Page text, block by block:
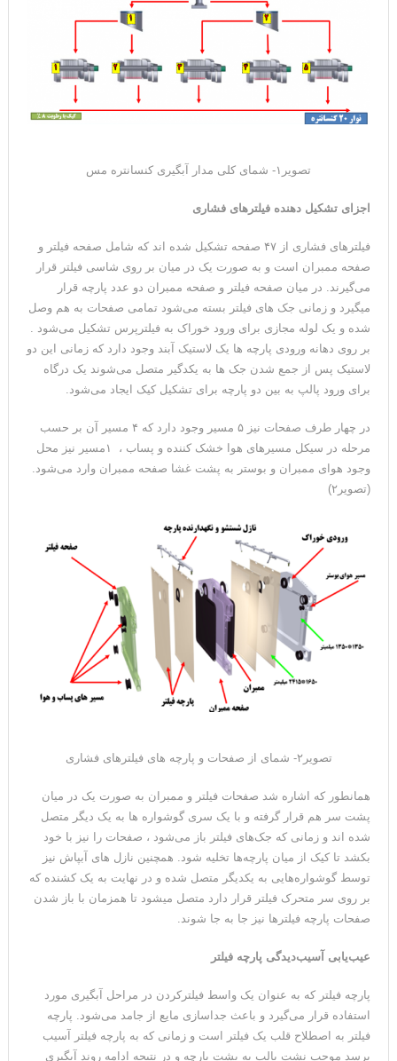
تصویر۱- شمای کلی مدار آبگیری کنسانتره مس
اجزای تشکیل دهنده فیلترهای فشاری
فیلترهای فشاری از ۴۷ صفحه تشکیل شده اند که شامل صفحه فیلتر و
صفحه ممبران است و به صورت یک در میان بر روی شاسی فیلتر قرار
می‌گیرند. در میان صفحه فیلتر و صفحه ممبران دو عدد پارچه قرار
میگیرد و زمانی جک های فیلتر بسته می‌شود تمامی صفحات به هم وصل
شده و یک لوله مجازی برای ورود خوراک به فیلترپرس تشکیل می‌شود .
بر روی دهانه ورودی پارچه ها یک لاستیک آبند وجود دارد که زمانی این دو
لاستیک پس از جمع شدن جک ها به یکدگیر متصل می‌شوند یک درگاه
برای ورود پالپ به بین دو پارچه برای تشکیل کیک ایجاد می‌شود.
در چهار طرف صفحات نیز ۵ مسیر وجود دارد که ۴ مسیر آن بر حسب
مرحله در سیکل مسیرهای هوا خشک کننده و پساب ، ۱مسیر نیز محل
وجود هوای ممبران و بوستر به پشت غشا صفحه ممبران وارد می‌شود.
(تصویر۲)
تصویر۲- شمای از صفحات و پارچه های فیلترهای فشاری
همانطور که اشاره شد صفحات فیلتر و ممبران به صورت یک در میان
پشت سر هم قرار گرفته و با یک سری گوشواره ها به یک دیگر متصل
شده اند و زمانی که جک‌های فیلتر باز می‌شود ، صفحات را نیز با خود
بکشد تا کیک از میان پارچه‌ها تخلیه شود. همچنین نازل های آبپاش نیز
توسط گوشواره‌هایی به یکدیگر متصل شده و در نهایت به یک کشنده که
بر روی سر متحرک فیلتر قرار دارد متصل میشود تا همزمان با باز شدن
صفحات پارچه فیلترها نیز جا به جا شوند.
عیب‌یابی آسیب‌دیدگی پارچه فیلتر
پارچه فیلتر که به عنوان یک واسط فیلترکردن در مراحل آبگیری مورد
استفاده قرار می‌گیرد و باعث جداسازی مایع از جامد می‌شود. پارچه
فیلتر به اصطلاح قلب یک فیلتر است و زمانی که به پارچه فیلتر آسیب
برسد موجب نشت پالپ به پشت پارچه و در نتیجه ادامه روند آبگیری